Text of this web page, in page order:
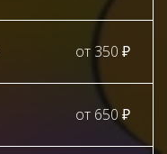
от 350 ₽
от 650 ₽